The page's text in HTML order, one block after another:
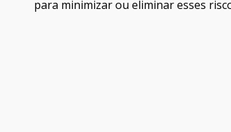
para minimizar ou eliminar esses